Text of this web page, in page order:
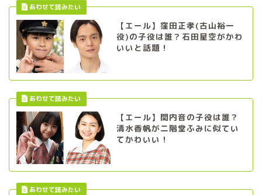
【エール】窪田正孝(古山裕一
役)の子役は誰？石田星空がかわ
いいと話題！
【エール】関内音の子役は誰？
清水香帆が二階堂ふみに似てい
てかわいい！